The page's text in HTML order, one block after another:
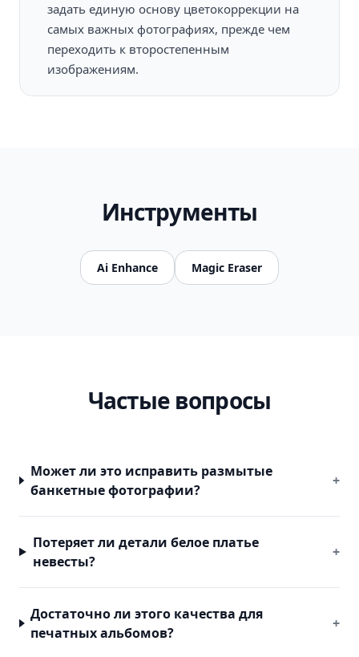
задать единую основу цветокоррекции на
самых важных фотографиях, прежде чем
переходить к второстепенным
изображениям.
Инструменты
Ai Enhance Magic Eraser
Частые вопросы
Может ли это исправить размытые
банкетные фотографии?
+
Потеряет ли детали белое платье
невесты?
+
Достаточно ли этого качества для
печатных альбомов?
+